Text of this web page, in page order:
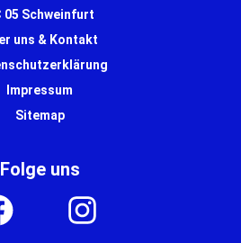
05 Schweinfurt
uns & Kontakt
Impressum
Sitemap
Folge uns